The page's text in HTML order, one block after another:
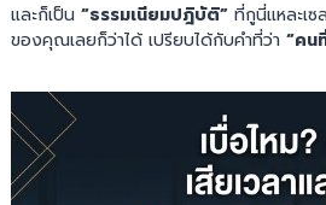
และก็เป็น “ธรรมเนียมปฎิบัติ” ที่กูนี่แหละเ
ของคุณเลยก็ว่าได้ เปรียบได้กับคำที่ว่า “คน